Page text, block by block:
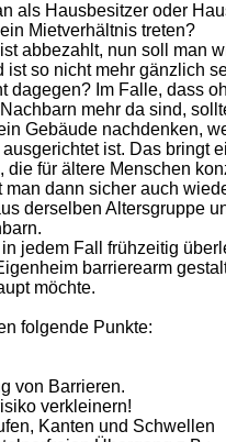
als Hausbesitzer oder
Mietverhältnis treten?
abbezahlt, nun soll man
ist so nicht mehr gänzlich
dagegen? Im Falle, dass
mehr da sind,
Gebäude nachdenken,
ist. Das bringt
die für ältere Menschen
man dann sicher auch
derselben Altersgruppe
jedem Fall frühzeitig
barrierearm
möchte.
folgende Punkte:
von Barrieren.
verkleinern!
Kanten und Schwellen